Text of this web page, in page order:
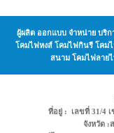
ผู้ผลิต ออกแบบ จำหน่าย บริ
โคมไฟหงส์ โคมไฟกินรี โคม
สนาม โคมไฟลาย
ที่อยู่ : เลขที่ 31/4
จังหวัด